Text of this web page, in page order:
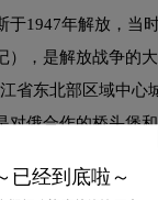
1947年解放，当
），是解放战争的
省东北部区域中心
对俄合作的桥头堡
内各主要城市，高
辖区位于三江平原
已经到底啦～